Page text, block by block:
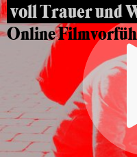
voll Trauer und
Online